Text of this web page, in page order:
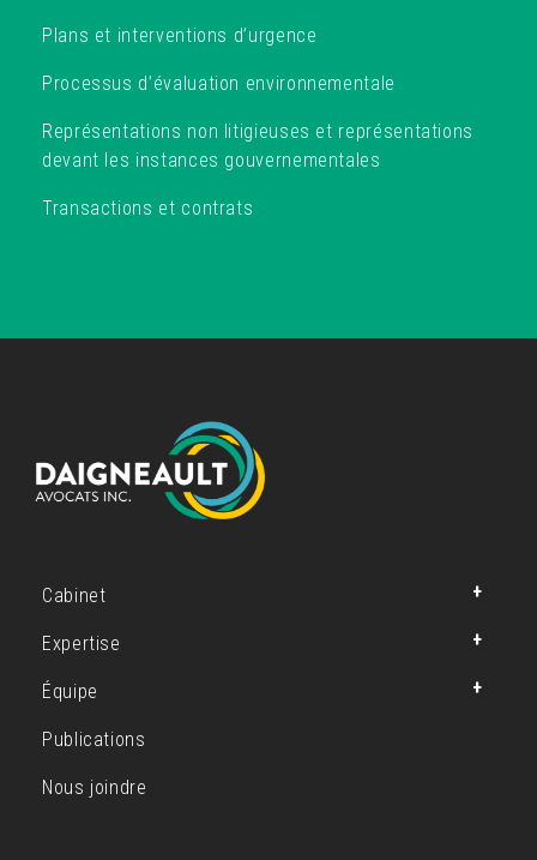
Plans et interventions d’urgence
Processus d’évaluation environnementale
Représentations non litigieuses et représentations
devant les instances gouvernementales
Transactions et contrats
Cabinet
Expertise
Équipe
Publications
Nous joindre